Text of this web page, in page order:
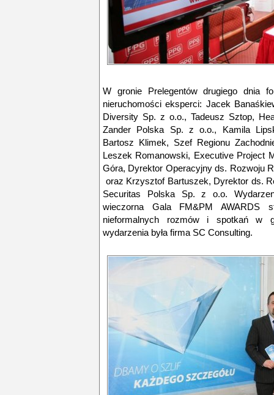
W gronie Prelegentów drugiego dnia
nieruchomości eksperci: Jacek
Diversity Sp. z o.o., Tadeusz Sztop,
Zander Polska Sp. z o.o., Kamila
Bartosz Klimek, Szef Regionu
Leszek Romanowski, Executive Project
Góra, Dyrektor Operacyjny ds. Rozwoju
oraz Krzysztof Bartuszek, Dyrektor ds.
Securitas Polska Sp. z o.o.
wieczorna Gala FM&PM AWARDS
nieformalnych rozmów i spotkań w
wydarzenia była firma SC Consulting.